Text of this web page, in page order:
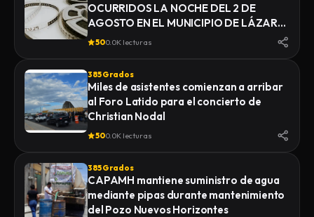
OCURRIDOS LA NOCHE DEL 2 DE
AGOSTO EN EL MUNICIPIO DE LÁZARO
CÁRDENAS, DONDE UNA PERSONA
GENERAL DE JUSTICIA DEL ESTADO
(FGJE) INICIÓ UNA CARPETA DE
INVESTIGACIÓN POR EL DELITO DE
DE QUIEN O QUIENES RESULTEN
500.0K lecturas
385 Grados
Miles de asistentes comienzan a arribar
al Foro Latido para el concierto de
Christian Nodal
500.0K lecturas
385 Grados
CAPAMH mantiene suministro de agua
mediante pipas durante mantenimiento
del Pozo Nuevos Horizontes